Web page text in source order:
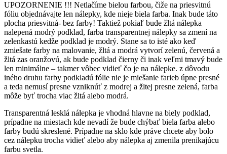
UPOZORNENIE !!! Netlačíme bielou farbou, čiže na priesvitnú
fóliu objednávajte len nálepky, kde nieje biela farba. Inak bude táto
plocha priesvitná- bez farby! Taktiež pokiaľ bude žltá nálepka
nalepená modrý podklad, farba transparentnej nálepky sa zmení na
zelenkastú kedže podklad je modrý. Stane sa to isté ako keď
zmiešate farby na malovanie, žltá a modrá vytvorí zelenú, červená a
žltá zas oranžovú, ak bude podklad čierny či inak veľmi tmavý bude
len minimálne – takmer vôbec vidieť čo je na nálepke. z dôvodu
iného druhu farby podkladú fólie nie je miešanie farieb úpne presné
a teda nemusí presne vzniknúť z modrej a žltej presne zelená, farba
môže byť trocha viac žltá alebo modrá.
Transparentná lesklá nálepka je vhodná hlavne na biely podklad,
prípadne na miestach kde nevadí že bude chýbať biela farba alebo
farby budú skreslené. Prípadne na sklo kde práve chcete aby bolo
cez nálepku trocha vidieť alebo aby nálepka aj zmenila prenikajúcu
farbu svetla.